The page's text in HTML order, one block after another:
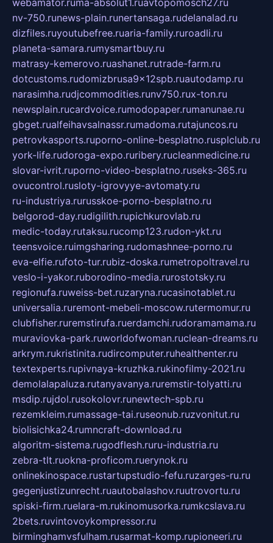
webamator.ruma-absolut1.ruavtopomosch27.ru
nv-750.runews-plain.runertansaga.rudelanalad.ru
dizfiles.ruyoutubefree.ruaria-family.ruroadli.ru
planeta-samara.rumysmartbuy.ru
matrasy-kemerovo.ruashanet.rutrade-farm.ru
dotcustoms.rudomizbrusa9x12spb.ruautodamp.ru
narasimha.rudjcommodities.runv750.rux-ton.ru
newsplain.rucardvoice.rumodopaper.rumanunae.ru
gbget.rualfeihavsalnassr.rumadoma.rutajuncos.ru
petrovkasports.ruporno-online-besplatno.rusplclub.ru
york-life.rudoroga-expo.ruribery.rucleanmedicine.ru
slovar-ivrit.ruporno-video-besplatno.ruseks-365.ru
ovucontrol.rusloty-igrovyye-avtomaty.ru
ru-industriya.rurusskoe-porno-besplatno.ru
belgorod-day.rudigilith.rupichkurovlab.ru
medic-today.rutaksu.rucomp123.rudon-ykt.ru
teensvoice.ruimgsharing.rudomashnee-porno.ru
eva-elfie.rufoto-tur.rubiz-doska.rumetropoltravel.ru
veslo-i-yakor.ruborodino-media.rurostotsky.ru
regionufa.ruweiss-bet.ruzaryna.rucasinotablet.ru
universalia.ruremont-mebeli-moscow.rutermomur.ru
clubfisher.ruremstirufa.ruerdamchi.rudoramamama.ru
muraviovka-park.ruworldofwoman.ruclean-dreams.ru
arkrym.rukristinita.rudircomputer.ruhealthenter.ru
textexperts.rupivnaya-kruzhka.rukinofilmy-2021.ru
demolalapaluza.rutanyavanya.ruremstir-tolyatti.ru
msdip.rujdol.rusokolovr.runewtech-spb.ru
rezemkleim.rumassage-tai.ruseonub.ruzvonitut.ru
biolisichka24.rumncraft-download.ru
algoritm-sistema.rugodflesh.ruru-industria.ru
zebra-tlt.ruokna-proficom.ruerynok.ru
onlinekinospace.rustartupstudio-fefu.ruzarges-ru.ru
gegenjustizunrecht.ruautobalashov.ruutrovortu.ru
spiski-firm.ruelara-m.rukinomusorka.rumkcslava.ru
2bets.ruvintovoykompressor.ru
birminghamvsfulham.rusarmat-komp.rupioneeri.ru